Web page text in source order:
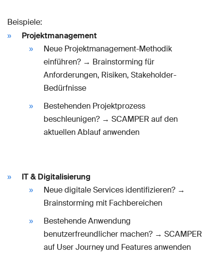
Beispiele:
Projektmanagement
Neue Projektmanagement-Methodik
einführen? → Brainstorming für
Anforderungen, Risiken, Stakeholder-
Bedürfnisse
Bestehenden Projektprozess
beschleunigen? → SCAMPER auf den
aktuellen Ablauf anwenden
IT & Digitalisierung
Neue digitale Services identifizieren? →
Brainstorming mit Fachbereichen
Bestehende Anwendung
benutzerfreundlicher machen? → SCAMPER
auf User Journey und Features anwenden